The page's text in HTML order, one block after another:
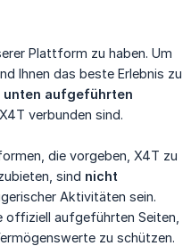
Plattform zu haben. Um
Ihnen das beste Erlebnis zu
unten aufgeführten
verbunden sind.
die vorgeben, X4T zu
sind nicht
Aktivitäten sein.
offiziell aufgeführten Seiten,
zu schützen.